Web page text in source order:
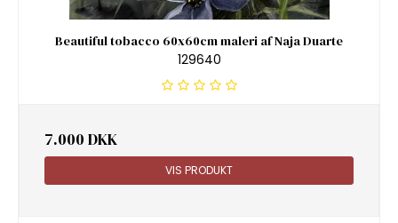
Beautiful tobacco 60x60cm maleri af Naja Duarte
129640
7.000 DKK
VIS PRODUKT